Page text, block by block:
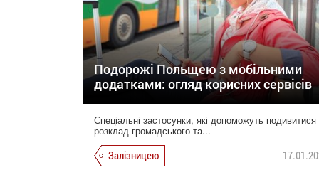
Подорожі Польщею з мобільними
додатками: огляд корисних сервісів
Спеціальні застосунки, які допоможуть подивитися
розклад громадського та...
Залізницею